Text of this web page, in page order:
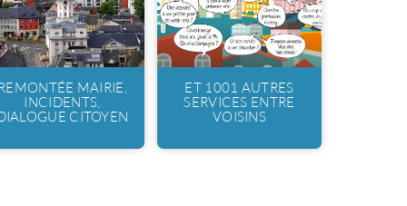
MAIRIE,
INCIDENTS,
CITOYEN
ET 1001 AUTRES
SERVICES ENTRE
VOISINS